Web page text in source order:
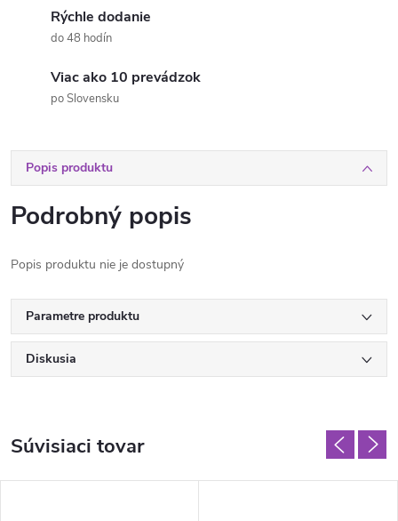
Rýchle dodanie
do 48 hodín
Viac ako 10 prevádzok
po Slovensku
Popis produktu
Podrobný popis
Popis produktu nie je dostupný
Parametre produktu
Diskusia
Súvisiaci tovar